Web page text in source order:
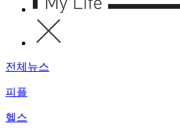
전체뉴스
피플
헬스